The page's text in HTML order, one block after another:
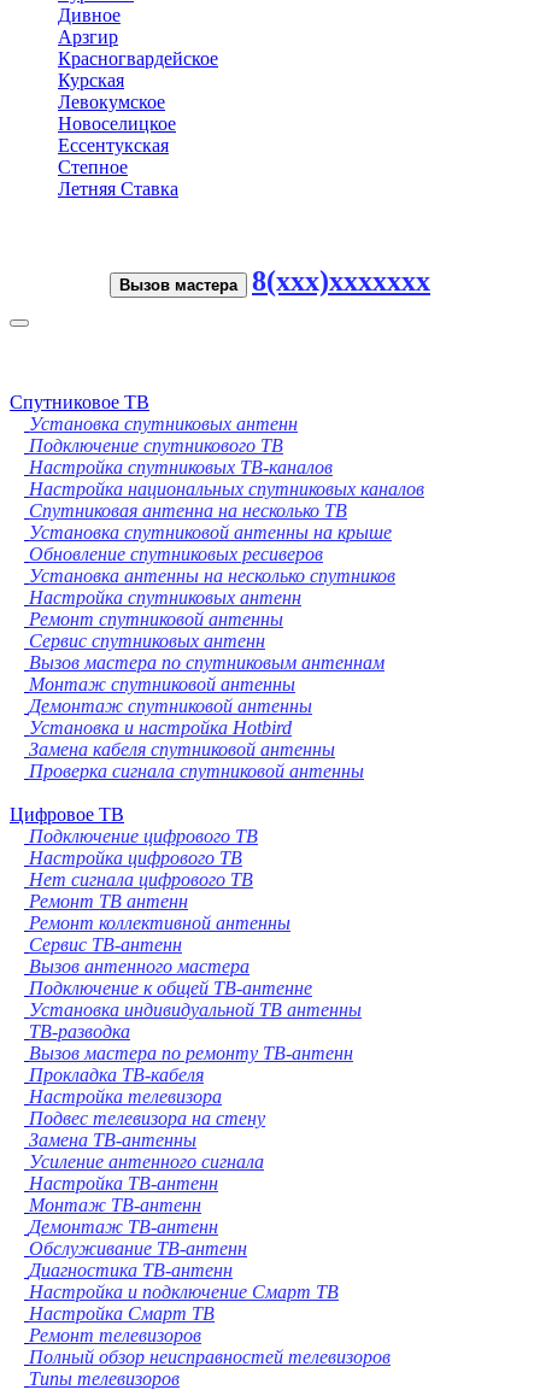
Дивное
Арзгир
Красногвардейское
Курская
Левокумское
Новоселицкое
Ессентукская
Степное
Летняя Ставка
Вызов мастера 8(xxx)xxxxxxx
Toggle
Спутниковое ТВ
Установка спутниковых антенн
Подключение спутникового ТВ
Настройка спутниковых ТВ-каналов
Настройка национальных спутниковых каналов
Спутниковая антенна на несколько ТВ
Установка спутниковой антенны на крыше
Обновление спутниковых ресиверов
Установка антенны на несколько спутников
Настройка спутниковых антенн
Ремонт спутниковой антенны
Сервис спутниковых антенн
Вызов мастера по спутниковым антеннам
Монтаж спутниковой антенны
Демонтаж спутниковой антенны
Установка и настройка Hotbird
Замена кабеля спутниковой антенны
Проверка сигнала спутниковой антенны
Цифровое ТВ
Подключение цифрового ТВ
Настройка цифрового ТВ
Нет сигнала цифрового ТВ
Ремонт ТВ антенн
Ремонт коллективной антенны
Сервис ТВ-антенн
Вызов антенного мастера
Подключение к общей ТВ-антенне
Установка индивидуальной ТВ антенны
ТВ-разводка
Вызов мастера по ремонту ТВ-антенн
Прокладка ТВ-кабеля
Настройка телевизора
Подвес телевизора на стену
Замена ТВ-антенны
Усиление антенного сигнала
Настройка ТВ-антенн
Монтаж ТВ-антенн
Демонтаж ТВ-антенн
Обслуживание ТВ-антенн
Диагностика ТВ-антенн
Настройка и подключение Смарт ТВ
Настройка Смарт ТВ
Ремонт телевизоров
Полный обзор неисправностей телевизоров
Типы телевизоров